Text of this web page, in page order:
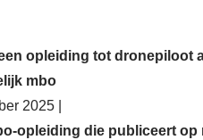
opleiding tot dronepiloot
mbo
2025 |
opleiding die publiceert op